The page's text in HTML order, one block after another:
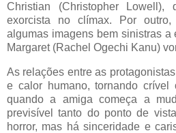
Christian (Christopher
exorcista no clímax. Por
algumas imagens bem sinistras
Margaret (Rachel Ogechi Kanu)
As relações entre as
e calor humano, tornando
quando a amiga começa a
previsível tanto do ponto de
horror, mas há sinceridade e